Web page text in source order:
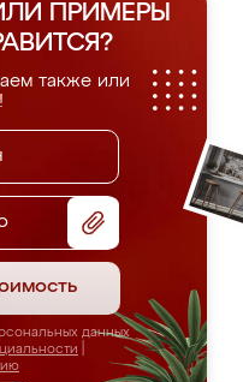
ПРИМЕРЫ
также или
данных